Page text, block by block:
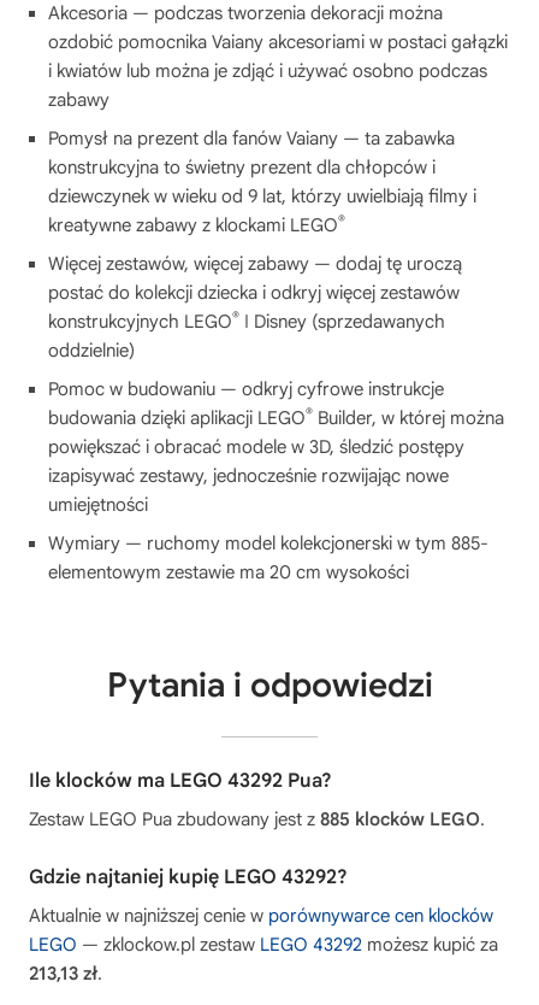
Akcesoria — podczas tworzenia dekoracji można
ozdobić pomocnika Vaiany akcesoriami w postaci gałązki
i kwiatów lub można je zdjąć i używać osobno podczas
zabawy
Pomysł na prezent dla fanów Vaiany — ta zabawka
konstrukcyjna to świetny prezent dla chłopców i
dziewczynek w wieku od 9 lat, którzy uwielbiają filmy i
kreatywne zabawy z klockami LEGO®
Więcej zestawów, więcej zabawy — dodaj tę uroczą
postać do kolekcji dziecka i odkryj więcej zestawów
konstrukcyjnych LEGO® ǀ Disney (sprzedawanych
oddzielnie)
Pomoc w budowaniu — odkryj cyfrowe instrukcje
budowania dzięki aplikacji LEGO® Builder, w której można
powiększać i obracać modele w 3D, śledzić postępy
izapisywać zestawy, jednocześnie rozwijając nowe
umiejętności
Wymiary — ruchomy model kolekcjonerski w tym 885-
elementowym zestawie ma 20 cm wysokości
Pytania i odpowiedzi
Ile klocków ma LEGO 43292 Pua?
Zestaw LEGO Pua zbudowany jest z 885 klocków LEGO.
Gdzie najtaniej kupię LEGO 43292?
Aktualnie w najniższej cenie w porównywarce cen klocków
LEGO — zklockow.pl zestaw LEGO 43292 możesz kupić za
213,13 zł.